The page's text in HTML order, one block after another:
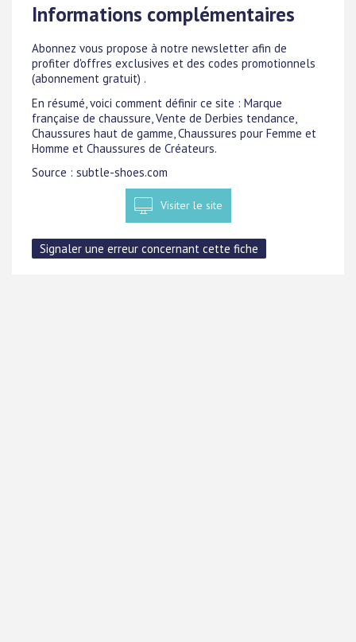
Informations complémentaires
Abonnez vous propose à notre newsletter afin de
profiter d'offres exclusives et des codes promotionnels
(abonnement gratuit) .
En résumé, voici comment définir ce site : Marque
française de chaussure, Vente de Derbies tendance,
Chaussures haut de gamme, Chaussures pour Femme et
Homme et Chaussures de Créateurs.
Source : subtle-shoes.com
Visiter le site